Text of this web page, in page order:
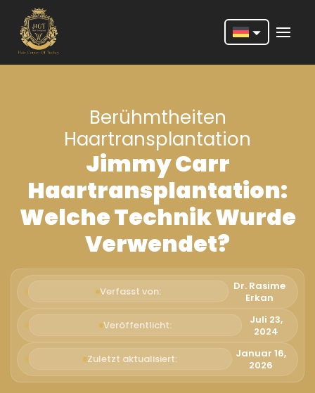
Français
Deutsch
Português
Español
Türkçe
Română
Русский
Български
Svenska
Berühmtheiten
Haartransplantation
Jimmy Carr
Haartransplantation:
Welche Technik Wurde
Verwendet?
Verfasst von:
Dr. Rasime
Erkan
Veröffentlicht:
Juli 23,
2024
Zuletzt aktualisiert:
Januar 16,
2026